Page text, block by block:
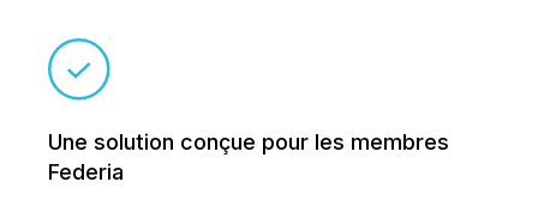
Une solution conçue pour les membres
Federia